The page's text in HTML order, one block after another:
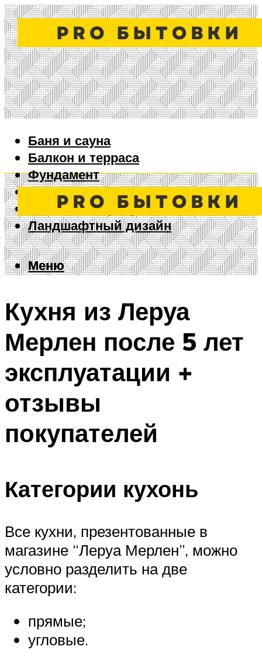
Баня и сауна
Балкон и терраса
Фундамент
Ворота и забор
Дизайн интерьера
Ландшафтный дизайн
Меню
Меню
Кухня из Леруа
Мерлен после 5 лет
эксплуатации +
отзывы
покупателей
Категории кухонь
Все кухни, презентованные в
магазине “Леруа Мерлен”, можно
условно разделить на две
категории:
прямые;
угловые.